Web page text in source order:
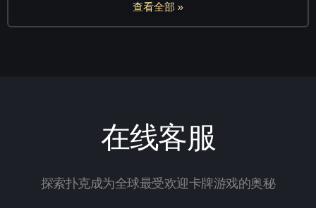
查看全部 »
在线客服
探索扑克成为全球最受欢迎卡牌游戏的奥秘